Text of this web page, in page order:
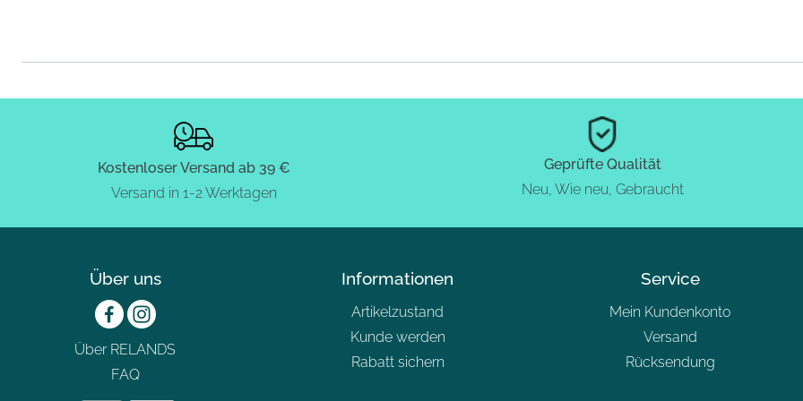
Kostenloser Versand ab 39 €
Versand in 1-2 Werktagen
Geprüfte Qualität
Neu, Wie neu, Gebraucht
Über uns
Über RELANDS
FAQ
Informationen
Artikelzustand
Kunde werden
Rabatt sichern
Service
Mein Kundenkonto
Versand
Rücksendung